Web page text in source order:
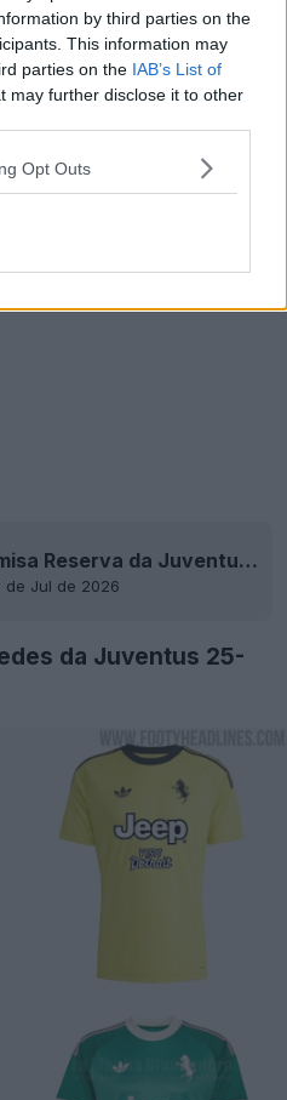
by third parties on the
This information may
parties on the IAB’s List of
may further disclose it to other
Opt Outs
Camisa Reserva da Juventus 26-27 Lançada
de Jul de 2026
da Juventus 25-